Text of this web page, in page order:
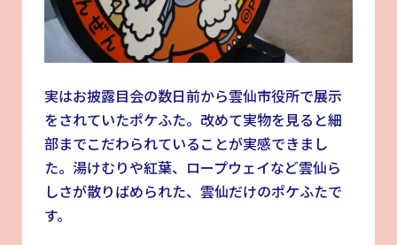
実はお披露目会の数日前から雲仙市役所で展示
をされていたポケふた。改めて実物を見ると細
部までこだわられていることが実感できまし
た。湯けむりや紅葉、ロープウェイなど雲仙ら
しさが散りばめられた、雲仙だけのポケふたで
す。